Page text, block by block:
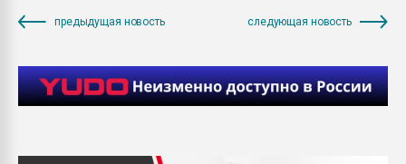
предыдущая новость следующая новость